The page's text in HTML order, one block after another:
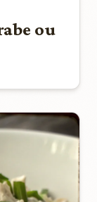
ou